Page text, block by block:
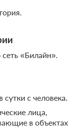
«Билайн».
в сутки с человека.
лица,
в объектах